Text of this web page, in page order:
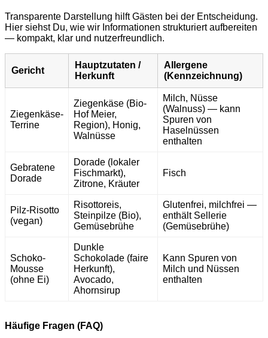
Transparente Darstellung hilft Gästen bei der Entscheidung.
Hier siehst Du, wie wir Informationen strukturiert aufbereiten
— kompakt, klar und nutzerfreundlich.
Gericht
Hauptzutaten /
Herkunft
Allergene
(Kennzeichnung)
Ziegenkäse-
Terrine
Ziegenkäse (Bio-
Hof Meier,
Region), Honig,
Walnüsse
Milch, Nüsse
(Walnuss) — kann
Spuren von
Haselnüssen
enthalten
Gebratene
Dorade
Dorade (lokaler
Fischmarkt),
Zitrone, Kräuter
Fisch
Pilz-Risotto
(vegan)
Risottoreis,
Steinpilze (Bio),
Gemüsebrühe
Glutenfrei, milchfrei —
enthält Sellerie
(Gemüsebrühe)
Schoko-
Mousse
(ohne Ei)
Dunkle
Schokolade (faire
Herkunft),
Avocado,
Ahornsirup
Kann Spuren von
Milch und Nüssen
enthalten
Häufige Fragen (FAQ)